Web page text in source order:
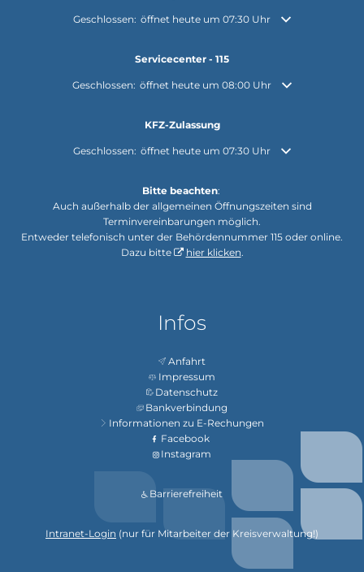
Klicken, um weitere Öffnungs- oder Schließzeiten
Geschlossen: öffnet heute um 07:30 Uhr
Servicecenter - 115
Klicken, um weitere Öffnungs- oder Schließzeiten
Geschlossen: öffnet heute um 08:00 Uhr
KFZ-Zulassung
Klicken, um weitere Öffnungs- oder Schließzeiten
Geschlossen: öffnet heute um 07:30 Uhr
Bitte beachten:
Auch außerhalb der allgemeinen Öffnungszeiten sind
Terminvereinbarungen möglich.
Entweder telefonisch unter der Behördennummer 115 oder online.
Dazu bitte
hier klicken.
Infos
Anfahrt
Impressum
Datenschutz
Bankverbindung
Informationen zu E-Rechungen
Facebook
Instagram
Barrierefreiheit
Intranet-Login (nur für Mitarbeiter der Kreisverwaltung!)